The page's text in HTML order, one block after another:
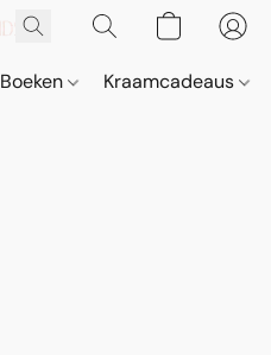
Boeken Kraamcadeaus